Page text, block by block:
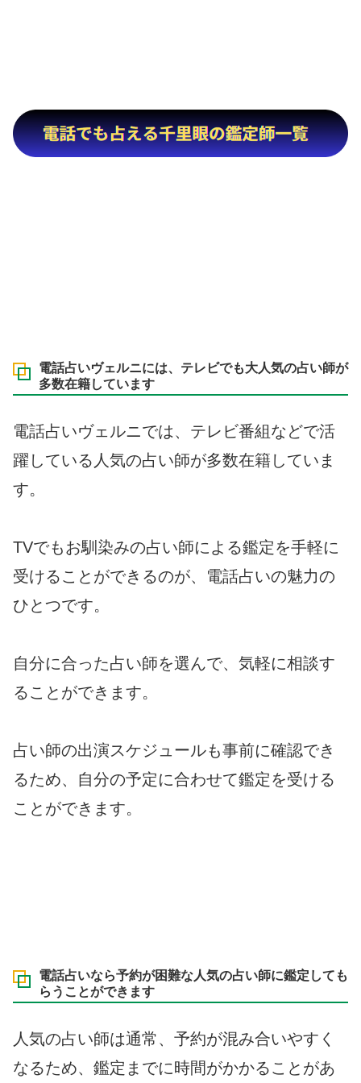
電話占いヴェルニには、テレビでも大人気の占い師が
多数在籍しています
電話占いヴェルニでは、テレビ番組などで活
躍している人気の占い師が多数在籍していま
す。
TVでもお馴染みの占い師による鑑定を手軽に
受けることができるのが、電話占いの魅力の
ひとつです。
自分に合った占い師を選んで、気軽に相談す
ることができます。
占い師の出演スケジュールも事前に確認でき
るため、自分の予定に合わせて鑑定を受ける
ことができます。
電話占いなら予約が困難な人気の占い師に鑑定しても
らうことができます
人気の占い師は通常、予約が混み合いやすく
なるため、鑑定までに時間がかかることがあ